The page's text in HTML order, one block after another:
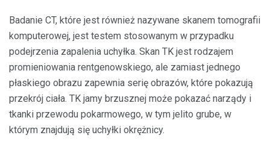
Badanie CT, które jest również nazywane skanem tomografii
komputerowej, jest testem stosowanym w przypadku
podejrzenia zapalenia uchyłka. Skan TK jest rodzajem
promieniowania rentgenowskiego, ale zamiast jednego
płaskiego obrazu zapewnia serię obrazów, które pokazują
przekrój ciała. TK jamy brzusznej może pokazać narządy i
tkanki przewodu pokarmowego, w tym jelito grube, w
którym znajdują się uchyłki okrężnicy.